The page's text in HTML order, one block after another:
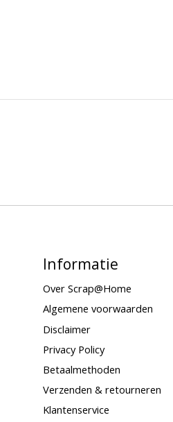
Informatie
Over Scrap@Home
Algemene voorwaarden
Disclaimer
Privacy Policy
Betaalmethoden
Verzenden & retourneren
Klantenservice